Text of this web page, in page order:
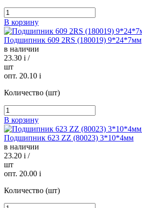
В корзину
Подшипник 609 2RS (180019) 9*24*7мм
в наличии
23.30 i /
шт
опт. 20.10 i
Количество (шт)
В корзину
Подшипник 623 ZZ (80023) 3*10*4мм
в наличии
23.20 i /
шт
опт. 20.00 i
Количество (шт)